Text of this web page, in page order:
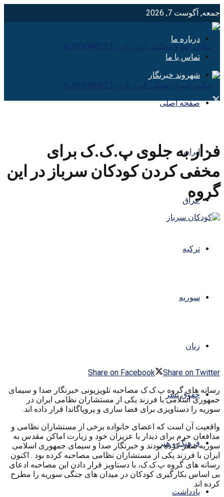
جمعه, آگوست 7, 2026
درباره ما
تماس با ما
شهروند خبرنگار
صفحه اصلی
ایران
عراق
ترکیه
سوریه
زنان
حقوق بشر
فرهنگ و هنر
یادداشت
فرار به جلوی پ.ک.ک برای
مخفی کردن کودکان سرباز در این
گروه
Share on Facebook
Share on Twitter
رسانه های گروه پ.ک.ک مصاحبه تلویزیونی خبرنگار صدا و سیمای
جمهوری اسلامی با فرزند یکی از مستشاران نظامی ایران در
سوریه را دستاویزی برای فضا سازی و پروپاگاندا قرار داده اند.
واقعیت آن است که اعضای خانواده برخی از مستشاران نظامی و
مدافعان حرم برای دیدار با عزیزان خود و زیارت اماکن مقدس به
سوریه سفر کرده بودند و خبرنگار صدا و سیمای جمهوری اسلامی
ایران با فرزند یکی از مستشاران نظامی مصاحبه کرده بود . اکنون
رسانه های گروه پ.ک.ک، با دستاویز قرار دادن این مصاحبه ادعای
بی اساس بکارگیری کودکان در میدان های جنگی سوریه را مطرح
کرده اند.